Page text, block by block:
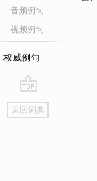
音频例句
视频例句
权威例句
go
top
返回词典